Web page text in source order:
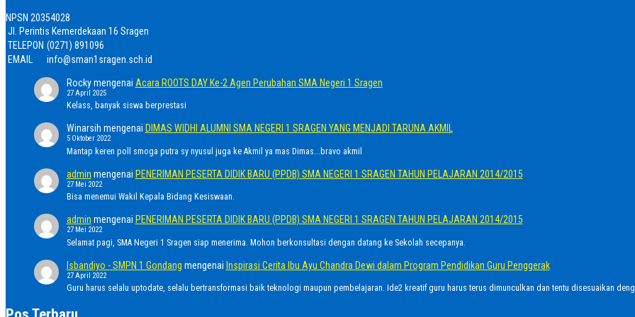
NPSN 20354028
Jl. Perintis Kemerdekaan 16 Sragen
TELEPON (0271) 891096
EMAIL
info@sman1sragen.sch.id
Rockymengenai Acara ROOTS DAY Ke-2 Agen Perubahan SMA Negeri 1 Sragen
27 April 2025
Kelass, banyak siswa berprestasi
Winarsih mengenai DIMAS WIDHI ALUMNI SMA NEGERI 1 SRAGEN YANG MENJADI TARUNA AKMIL
5 Oktober 2022
Mantap keren poll smoga putra sy nyusul juga ke Akmil ya mas Dimas...bravo akmil
admin mengenai PENERIMAN PESERTA DIDIK BARU (PPDB) SMA NEGERI 1 SRAGEN TAHUN PELAJARAN 2014/2015
27 Mei 2022
Bisa menemui Wakil Kepala Bidang Kesiswaan.
admin mengenai PENERIMAN PESERTA DIDIK BARU (PPDB) SMA NEGERI 1 SRAGEN TAHUN PELAJARAN 2014/2015
27 Mei 2022
Selamat pagi, SMA Negeri 1 Sragen siap menerima. Mohon berkonsultasi dengan datang ke Sekolah secepanya.
Isbandiyo - SMPN 1 Gondang mengenai Inspirasi Cerita Ibu Ayu Chandra Dewi dalam Program Pendidikan Guru Penggerak
27 April 2022
Guru harus selalu uptodate, selalu bertransformasi baik teknologi maupun pembelajaran. Ide2 kreatif guru harus terus dimunculkan dan tentu disesuaikan